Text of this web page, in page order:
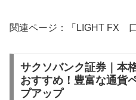
関連ページ：「LIGHT FX
サクソバンク証券｜本
おすすめ！豊富な通貨
プアップ